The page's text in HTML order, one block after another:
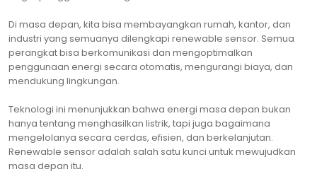
Di masa depan, kita bisa membayangkan rumah, kantor, dan
industri yang semuanya dilengkapi renewable sensor. Semua
perangkat bisa berkomunikasi dan mengoptimalkan
penggunaan energi secara otomatis, mengurangi biaya, dan
mendukung lingkungan.
Teknologi ini menunjukkan bahwa energi masa depan bukan
hanya tentang menghasilkan listrik, tapi juga bagaimana
mengelolanya secara cerdas, efisien, dan berkelanjutan.
Renewable sensor adalah salah satu kunci untuk mewujudkan
masa depan itu.